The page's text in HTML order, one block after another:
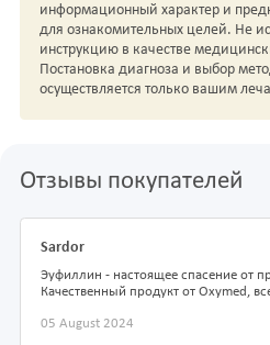
информационный характер и
для ознакомительных целей. Не
инструкцию в качестве
Постановка диагноза и выбор
осуществляется только вашим
Отзывы покупателей
Sardor
Эуфиллин - настоящее спасение от
Качественный продукт от Oxymed,
05 August 2024